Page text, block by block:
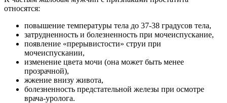
относятся:
повышение температуры тела до 37-38 градусов тела,
затрудненность и болезненность при мочеиспускание,
появление «прерывистости» струи при
мочеиспускании,
изменение цвета мочи (она может быть менее
прозрачной),
жжение внизу живота,
болезненность предстательной железы при осмотре
врача-уролога.